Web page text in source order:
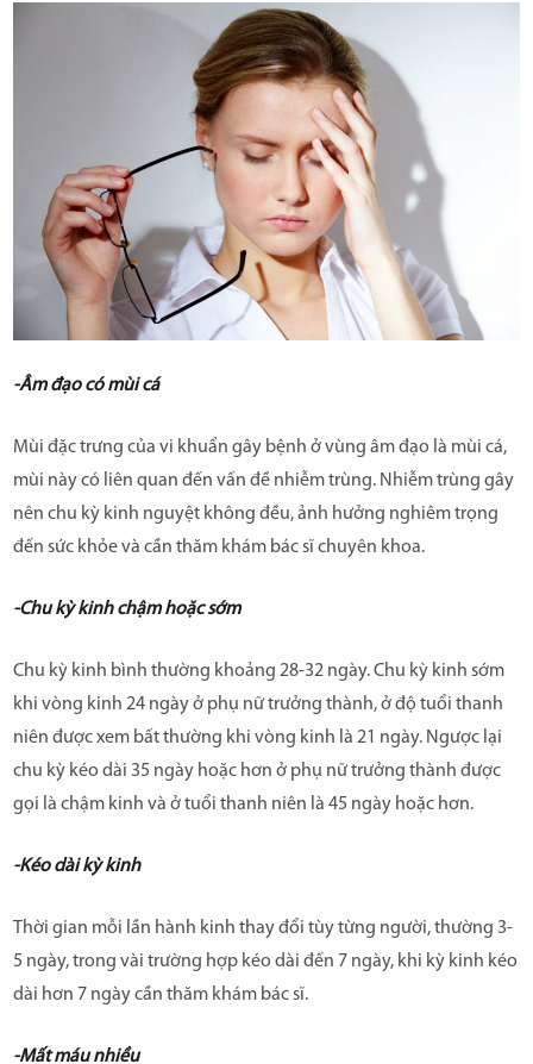
-Âm đạo có mùi cá
Mùi đặc trưng của vi khuẩn gây bệnh ở vùng âm đạo là mùi cá,
mùi này có liên quan đến vấn đề nhiễm trùng. Nhiễm trùng gây
nên chu kỳ kinh nguyệt không đều, ảnh hưởng nghiêm trọng
đến sức khỏe và cần thăm khám bác sĩ chuyên khoa.
-Chu kỳ kinh chậm hoặc sớm
Chu kỳ kinh bình thường khoảng 28-32 ngày. Chu kỳ kinh sớm
khi vòng kinh 24 ngày ở phụ nữ trưởng thành, ở độ tuổi thanh
niên được xem bất thường khi vòng kinh là 21 ngày. Ngược lại
chu kỳ kéo dài 35 ngày hoặc hơn ở phụ nữ trưởng thành được
gọi là chậm kinh và ở tuổi thanh niên là 45 ngày hoặc hơn.
-Kéo dài kỳ kinh
Thời gian mỗi lần hành kinh thay đổi tùy từng người, thường 3-
5 ngày, trong vài trường hợp kéo dài đến 7 ngày, khi kỳ kinh kéo
dài hơn 7 ngày cần thăm khám bác sĩ.
-Mất máu nhiều